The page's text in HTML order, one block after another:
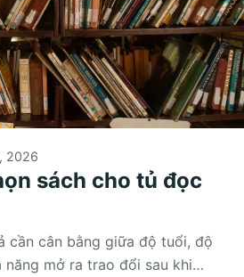
2026
sách cho tủ đọc
cần cân bằng giữa độ tuổi, độ
năng mở ra trao đổi sau khi…